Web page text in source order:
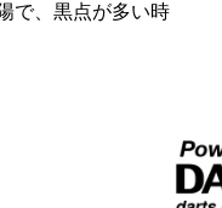
で、黒点が多い時